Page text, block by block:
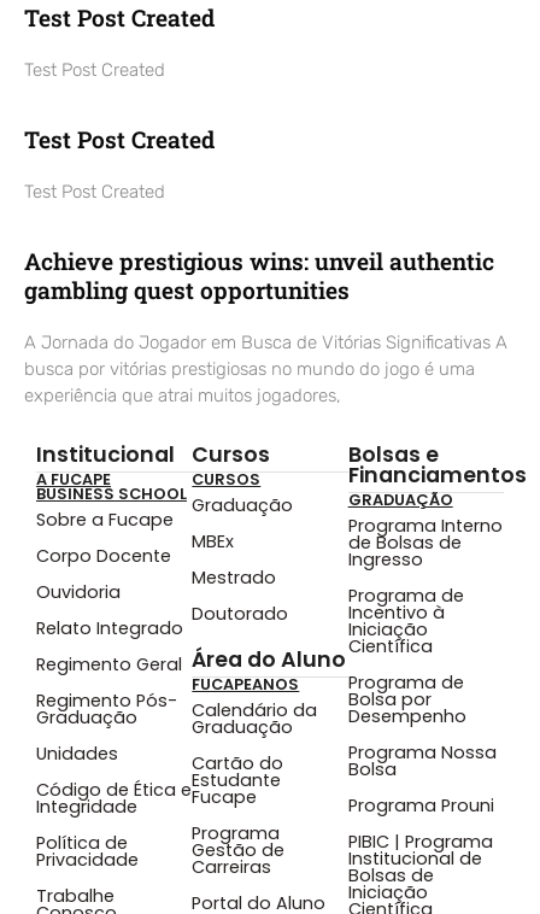
Test Post Created
Test Post Created
Test Post Created
Test Post Created
Achieve prestigious wins: unveil authentic
gambling quest opportunities
A Jornada do Jogador em Busca de Vitórias Significativas A
busca por vitórias prestigiosas no mundo do jogo é uma
experiência que atrai muitos jogadores,
Institucional
A FUCAPE
BUSINESS SCHOOL
Sobre a Fucape
Corpo Docente
Ouvidoria
Relato Integrado
Regimento Geral
Regimento Pós-
Graduação
Unidades
Código de Ética e
Integridade
Política de
Privacidade
Trabalhe
Cursos
CURSOS
Graduação
MBEx
Mestrado
Doutorado
Área do Aluno
FUCAPEANOS
Calendário da
Graduação
Cartão do
Estudante
Fucape
Programa
Gestão de
Carreiras
Portal do Aluno
Bolsas e
Financiamentos
GRADUAÇÃO
Programa Interno
de Bolsas de
Ingresso
Programa de
Incentivo à
Iniciação
Científica
Programa de
Bolsa por
Desempenho
Programa Nossa
Bolsa
Programa Prouni
PIBIC | Programa
Institucional de
Bolsas de
Iniciação
Científica